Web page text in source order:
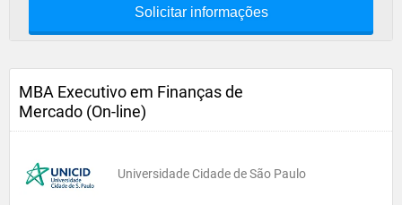
Solicitar informações
MBA Executivo em Finanças de
Mercado (On-line)
Universidade Cidade de São Paulo